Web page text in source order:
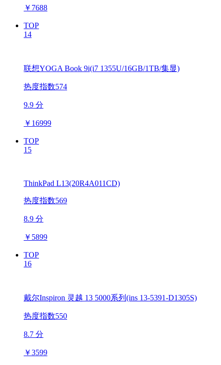
￥ 7688
TOP
14
联想YOGA Book 9i(i7 1355U/16GB/1TB/集显)
热度指数574
9.9 分
￥ 16999
TOP
15
ThinkPad L13(20R4A011CD)
热度指数569
8.9 分
￥ 5899
TOP
16
戴尔Inspiron 灵越 13 5000系列(ins 13-5391-D1305S)
热度指数550
8.7 分
￥3599